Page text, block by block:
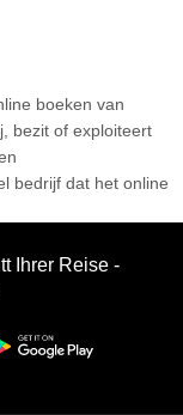
boeken van
bezit of exploiteert
bedrijf dat het online
Ihrer Reise -